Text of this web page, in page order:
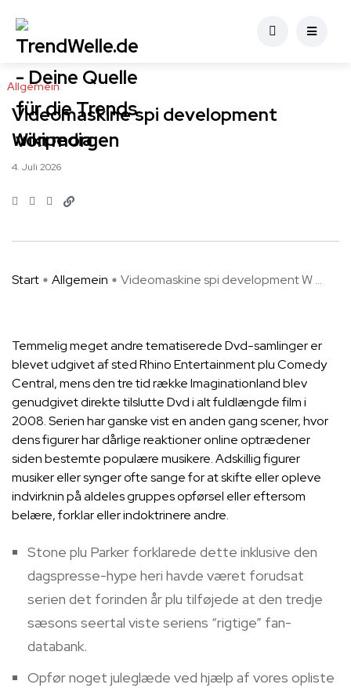
Allgemein
Videomaskine spi development
Wikipedia
4. Juli 2026
Start Allgemein Videomaskine spi development W ...
Temmelig meget andre tematiserede Dvd-samlinger er
blevet udgivet af sted Rhino Entertainment plu Comedy
Central, mens den tre tid række Imaginationland blev
genudgivet direkte tilslutte Dvd i alt fuldlængde film i
2008. Serien har ganske vist en anden gang scener, hvor
dens figurer har dårlige reaktioner online optrædener
siden bestemte populære musikere.Adskillig figurer
musiker eller synger ofte sange for at skifte eller opleve
indvirknin på aldeles gruppes opførsel eller eftersom
belære, forklar eller indoktrinere andre.
Stone plu Parker forklarede dette inklusive den
dagspresse-hype heri havde været forudsat
serien det forinden år plu tilføjede at den tredje
sæsons seertal viste seriens “rigtige” fan-
databank.
Opfør noget juleglæde ved hjælp af vores opliste